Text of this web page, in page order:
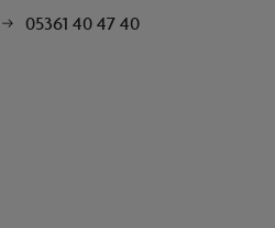
05361 40 47 40